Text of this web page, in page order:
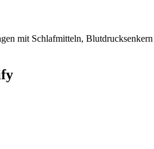
mit Schlafmitteln,